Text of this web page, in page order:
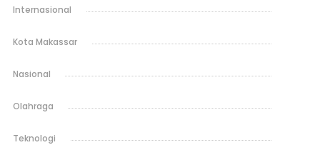
Internasional
Kota Makassar
Nasional
Olahraga
Teknologi